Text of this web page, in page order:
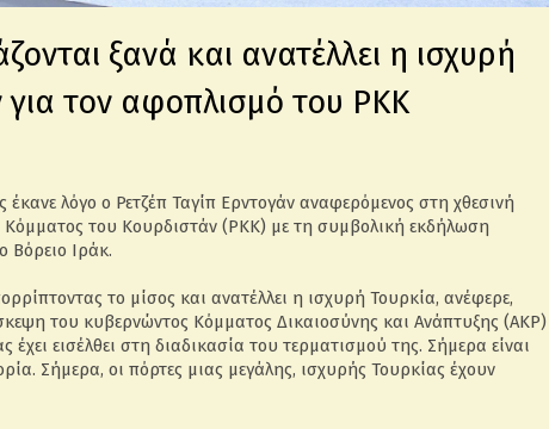
ξανά και ανατέλλει η ισχυρή
τον αφοπλισμό του ΡΚΚ
έκανε λόγο ο Ρετζέπ Ταγίπ Ερντογάν αναφερόμενος στη χθεσινή
του Κουρδιστάν (ΡΚΚ) με τη συμβολική εκδήλωση
Ιράκ.
το μίσος και ανατέλλει η ισχυρή Τουρκία, ανέφερε,
του κυβερνώντος Κόμματος Δικαιοσύνης και Ανάπτυξης (ΑΚΡ)
εισέλθει στη διαδικασία του τερματισμού της. Σήμερα είναι
Σήμερα, οι πόρτες μιας μεγάλης, ισχυρής Τουρκίας έχουν